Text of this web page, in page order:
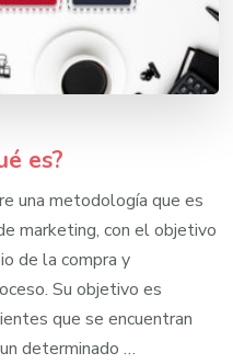
es?
una metodología que es
marketing, con el objetivo
de la compra y
Su objetivo es
que se encuentran
determinado …